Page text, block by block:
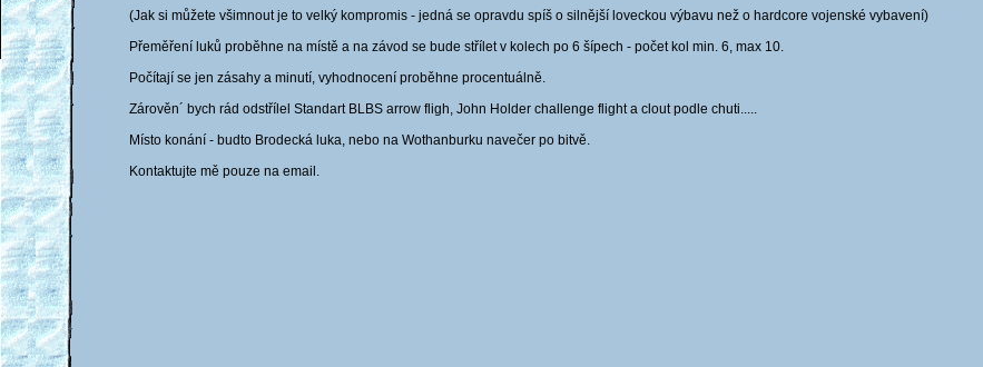
(Jak si můžete všimnout je to velký kompromis - jedná se opravdu spíš o silnější loveckou výbavu než o hardcore vojenské vybavení)
Přeměření luků proběhne na místě a na závod se bude střílet v kolech po 6 šípech - počet kol min. 6, max 10.
Počítají se jen zásahy a minutí, vyhodnocení proběhne procentuálně.
Zárověn´ bych rád odstřílel Standart BLBS arrow fligh, John Holder challenge flight a clout podle chuti.....
Místo konání - budto Brodecká luka, nebo na Wothanburku navečer po bitvě.
Kontaktujte mě pouze na email.